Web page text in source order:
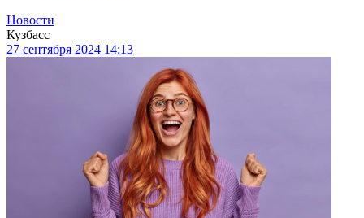
Новости
Кузбасс
27 сентября 2024 14:13